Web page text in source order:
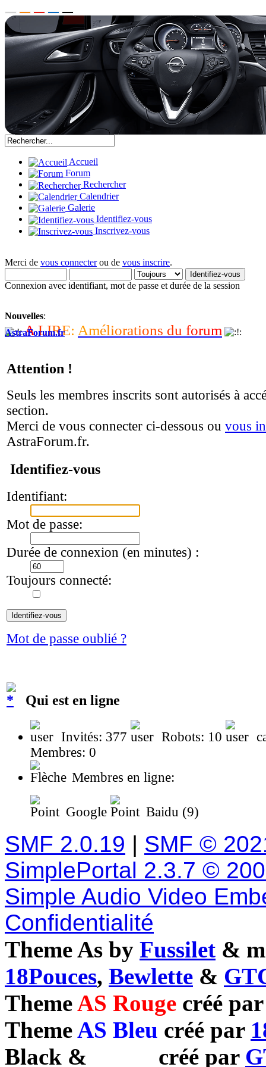
Accueil
Forum
Rechercher
Calendrier
Galerie
Identifiez-vous
Inscrivez-vous
Merci de vous connecterou de vous inscrire.
Connexion avec identifiant, mot de passe et durée de la session
Nouvelles:
A LIRE: Améliorations du forum
AstraForum.fr
Attention !
Seuls les membres inscrits sont autorisés à
section.
Merci de vous connecter ci-dessous ou vous
AstraForum.fr.
Identifiez-vous
Identifiant:
Mot de passe:
Durée de connexion (en minutes) :
Toujours connecté:
Mot de passe oublié ?
Qui est en ligne
Invités: 377 Robots: 10
Membres: 0
Membres en ligne:
Google Baidu (9)
SMF 2.0.19 | SMF ©
SimplePortal 2.3.7 ©
Simple Audio Video
Confidentialité
Theme As by Fussilet &
18Pouces, Bewlette &
ThemeAS Rouge créé
ThemeAS Bleu créé par
Black & créé par